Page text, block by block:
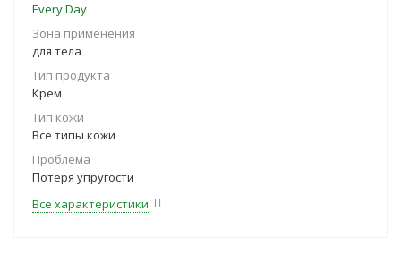
Every Day
Зона применения
для тела
Тип продукта
Крем
Тип кожи
Все типы кожи
Проблема
Потеря упругости
Все характеристики